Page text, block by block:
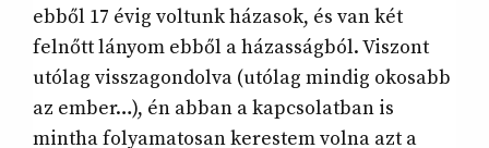
ebből 17 évig voltunk házasok, és van két
felnőtt lányom ebből a házasságból. Viszont
utólag visszagondolva (utólag mindig okosabb
az ember…), én abban a kapcsolatban is
mintha folyamatosan kerestem volna azt a